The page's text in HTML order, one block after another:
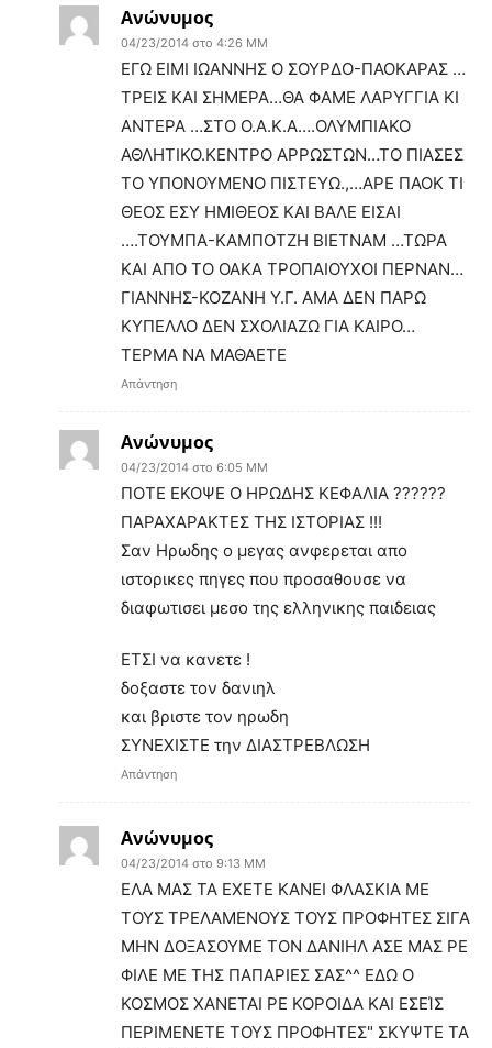
Ανώνυμος
04/23/2014 στο 4:26 ΜΜ
ΕΓΩ ΕΙΜΙ ΙΩΑΝΝΗΣ Ο ΣΟΥΡΔΟ-ΠΑΟΚΑΡΑΣ …
ΤΡΕΙΣ ΚΑΙ ΣΗΜΕΡΑ…ΘΑ ΦΑΜΕ ΛΑΡΥΓΓΙΑ ΚΙ
ΑΝΤΕΡΑ …ΣΤΟ Ο.Α.Κ.Α….ΟΛΥΜΠΙΑΚΟ
ΑΘΛΗΤΙΚΟ.ΚΕΝΤΡΟ ΑΡΡΩΣΤΩΝ…ΤΟ ΠΙΑΣΕΣ
ΤΟ ΥΠΟΝΟΥΜΕΝΟ ΠΙΣΤΕΥΩ.,…ΑΡΕ ΠΑΟΚ ΤΙ
ΘΕΟΣ ΕΣΥ ΗΜΙΘΕΟΣ ΚΑΙ ΒΑΛΕ ΕΙΣΑΙ
….ΤΟΥΜΠΑ-ΚΑΜΠΟΤΖΗ ΒΙΕΤΝΑΜ …ΤΩΡΑ
ΚΑΙ ΑΠΟ ΤΟ ΟΑΚΑ ΤΡΟΠΑΙΟΥΧΟΙ ΠΕΡΝΑΝ…
ΓΙΑΝΝΗΣ-ΚΟΖΑΝΗ Υ.Γ. ΑΜΑ ΔΕΝ ΠΑΡΩ
ΚΥΠΕΛΛΟ ΔΕΝ ΣΧΟΛΙΑΖΩ ΓΙΑ ΚΑΙΡΟ…
ΤΕΡΜΑ ΝΑ ΜΑΘΑΕΤΕ
Απάντηση
Ανώνυμος
04/23/2014 στο 6:05 ΜΜ
ΠΟΤΕ ΕΚΟΨΕ Ο ΗΡΩΔΗΣ ΚΕΦΑΛΙΑ ??????
ΠΑΡΑΧΑΡΑΚΤΕΣ ΤΗΣ ΙΣΤΟΡΙΑΣ !!!
Σαν Ηρωδης ο μεγας ανφερεται απο
ιστορικες πηγες που προσαθουσε να
διαφωτισει μεσο της ελληνικης παιδειας
ΕΤΣΙ να κανετε !
δοξαστε τον δανιηλ
και βριστε τον ηρωδη
ΣΥΝΕΧΙΣΤΕ την ΔΙΑΣΤΡΕΒΛΩΣΗ
Απάντηση
Ανώνυμος
04/23/2014 στο 9:13 ΜΜ
ΕΛΑ ΜΑΣ ΤΑ ΕΧΕΤΕ ΚΑΝΕΙ ΦΛΑΣΚΙΑ ΜΕ
ΤΟΥΣ ΤΡΕΛΑΜΕΝΟΥΣ ΤΟΥΣ ΠΡΟΦΗΤΕΣ ΣΙΓΑ
ΜΗΝ ΔΟΞΑΣΟΥΜΕ ΤΟΝ ΔΑΝΙΗΛ ΑΣΕ ΜΑΣ ΡΕ
ΦΙΛΕ ΜΕ ΤΗΣ ΠΑΠΑΡΙΕΣ ΣΑΣ^^ ΕΔΩ Ο
ΚΟΣΜΟΣ ΧΑΝΕΤΑΙ ΡΕ ΚΟΡΟΙΔΑ ΚΑΙ ΕΣΕΊΣ
ΠΕΡΙΜΕΝΕΤΕ ΤΟΥΣ ΠΡΟΦΗΤΕΣ" ΣΚΥΨΤΕ ΤΑ